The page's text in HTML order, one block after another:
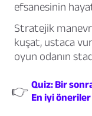
efsanesinin
Stratejik
kuşat, ustaca
oyun odanın
👉 Quiz: Bir
En iyi öneriler